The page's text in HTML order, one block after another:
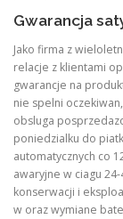
Gwarancja
Jako firma z
relacje z klientami
gwarancje na
nie spelni
obsluga
poniedzialku do
automatycznych co
awaryjne w ciagu
konserwacji i
w oraz wymiane